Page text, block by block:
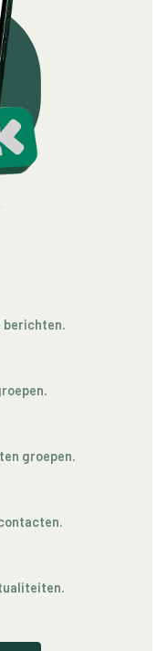
berichten.
groepen.